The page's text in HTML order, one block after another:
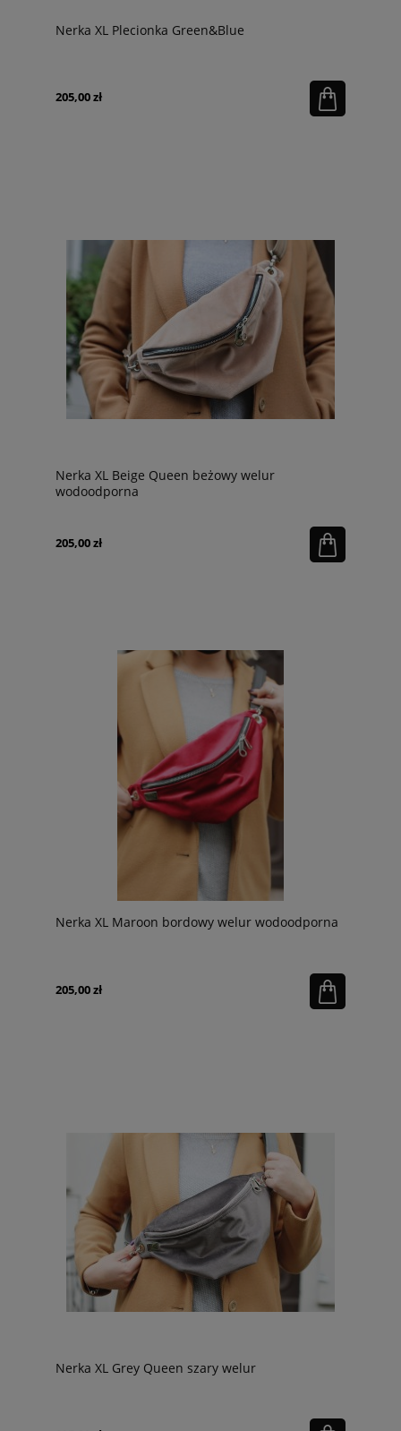
Nerka XL Plecionka Green&Blue
205,00 zł
Nerka XL Beige Queen beżowy welur
wodoodporna
205,00 zł
Nerka XL Maroon bordowy welur wodoodporna
205,00 zł
Nerka XL Grey Queen szary welur